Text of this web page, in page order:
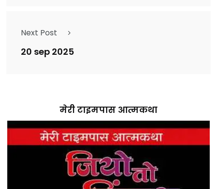
Next Post
20 sep 2025
मेरी टाइमपास आत्मकथा